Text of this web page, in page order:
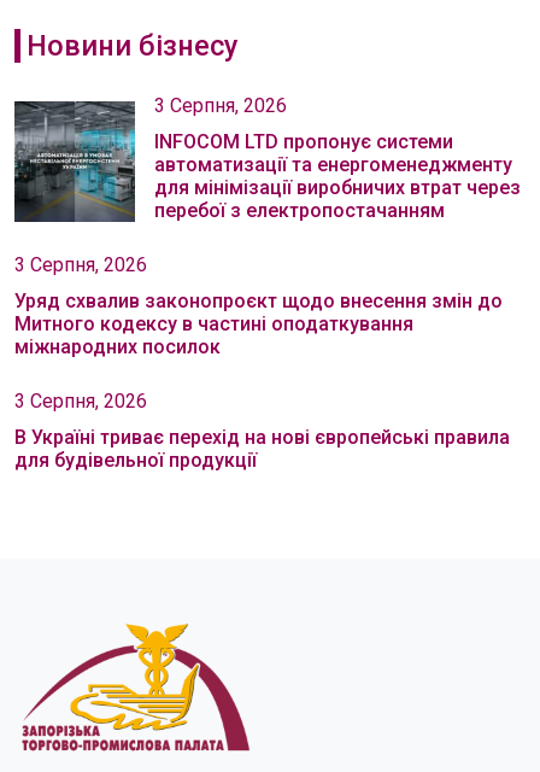
Новини бізнесу
3 Серпня, 2026
INFOCOM LTD пропонує системи
автоматизації та енергоменеджменту
для мінімізації виробничих втрат через
перебої з електропостачанням
3 Серпня, 2026
Уряд схвалив законопроєкт щодо внесення змін до
Митного кодексу в частині оподаткування
міжнародних посилок
3 Серпня, 2026
В Україні триває перехід на нові європейські правила
для будівельної продукції